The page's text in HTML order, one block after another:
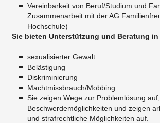
Vereinbarkeit von Beruf/Studium und
Zusammenarbeit mit der AG
Hochschule)
Sie bieten Unterstützung und Beratung
sexualisierter Gewalt
Belästigung
Diskriminierung
Machtmissbrauch/Mobbing
Sie zeigen Wege zur Problemlösung
Beschwerdemöglichkeiten und zeigen
und strafrechtliche Möglichkeiten auf.